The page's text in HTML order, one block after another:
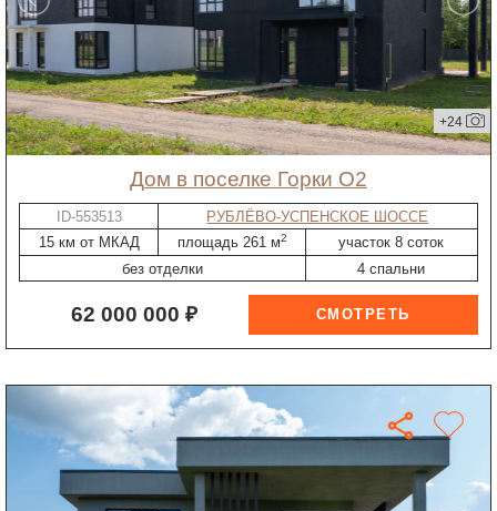
+24
дом в поселке Горки О2
ID-553513
РУБЛЁВО-УСПЕНСКОЕ ШОССЕ
15 км от МКАД
площадь 261 м2
участок 8 соток
без отделки
4 спальни
62 000 000 ₽